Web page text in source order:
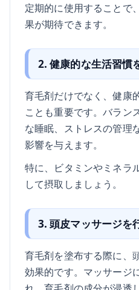
定期的に使用することで
果が期待できます。
2. 健康的な生活習慣
育毛剤だけでなく、健康
ことも重要です。バラン
な睡眠、ストレスの管理
影響を与えます。
特に、ビタミンやミネラ
して摂取しましょう。
3. 頭皮マッサージを
育毛剤を塗布する際に、
効果的です。マッサージ